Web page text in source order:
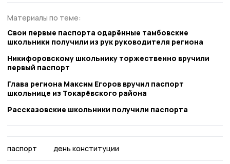
Материалы по теме:
Свои первые паспорта одарённые тамбовские
школьники получили из рук руководителя региона
Никифоровскому школьнику торжественно вручили
первый паспорт
Глава региона Максим Егоров вручил паспорт
школьнице из Токарёвского района
Рассказовские школьники получили паспорта
паспорт день конституции